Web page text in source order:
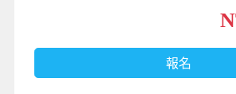
報名